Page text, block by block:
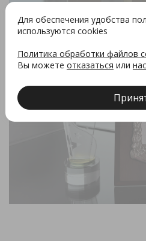
Для обеспечения удобства
используются cookies
Политика обработки файлов
Вы можете отказаться или